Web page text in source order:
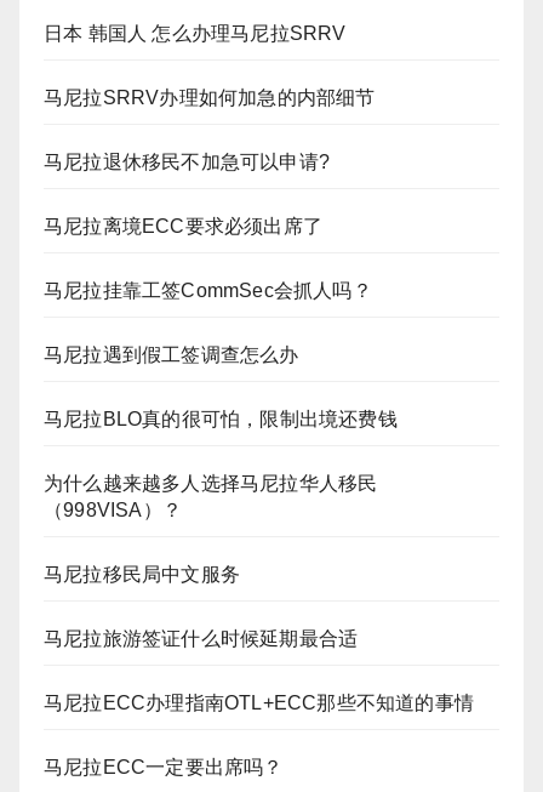
日本 韩国人 怎么办理马尼拉SRRV
马尼拉SRRV办理如何加急的内部细节
马尼拉退休移民不加急可以申请?
马尼拉离境ECC要求必须出席了
马尼拉挂靠工签CommSec会抓人吗？
马尼拉遇到假工签调查怎么办
马尼拉BLO真的很可怕，限制出境还费钱
为什么越来越多人选择马尼拉华人移民
（998VISA）？
马尼拉移民局中文服务
马尼拉旅游签证什么时候延期最合适
马尼拉ECC办理指南OTL+ECC那些不知道的事情
马尼拉ECC一定要出席吗？